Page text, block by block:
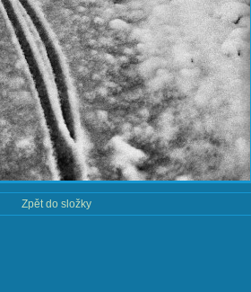
Zpět do složky